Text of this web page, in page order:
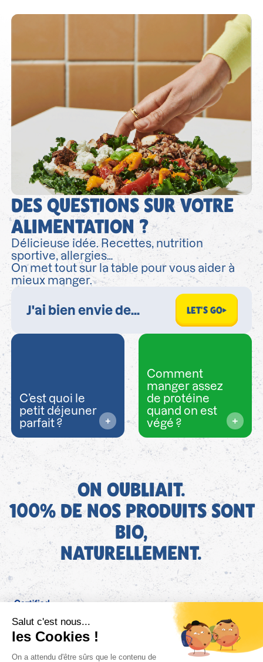
DES QUESTIONS SUR VOTRE
ALIMENTATION ?
Délicieuse idée. Recettes, nutrition
sportive, allergies…
On met tout sur la table pour vous aider à
mieux manger.
LET'S GO
C’est quoi le
petit déjeuner
parfait ?
Comment
manger assez
de protéine
quand on est
végé ?
ON OUBLIAIT.
100% DE NOS PRODUITS SONT
BIO,
NATURELLEMENT.
FR
Bjorg pour les pros